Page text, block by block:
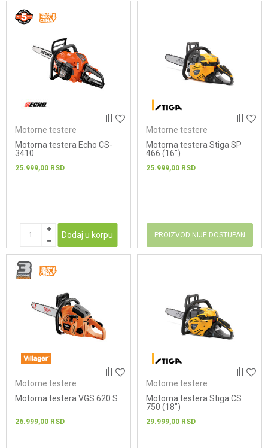
Motorne testere
Motorna testera Echo CS-
3410
25.999,00 RSD
Dodaj u korpu
Motorne testere
Motorna testera Stiga SP
466 (16")
25.999,00 RSD
PROIZVOD NIJE DOSTUPAN
Motorne testere
Motorna testera VGS 620 S
26.999,00 RSD
Motorne testere
Motorna testera Stiga CS
750 (18")
29.999,00 RSD